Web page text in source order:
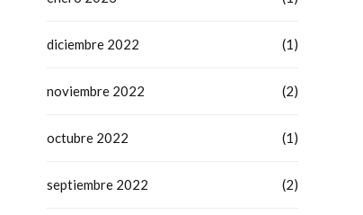
diciembre 2022 (1)
noviembre 2022 (2)
octubre 2022 (1)
septiembre 2022 (2)